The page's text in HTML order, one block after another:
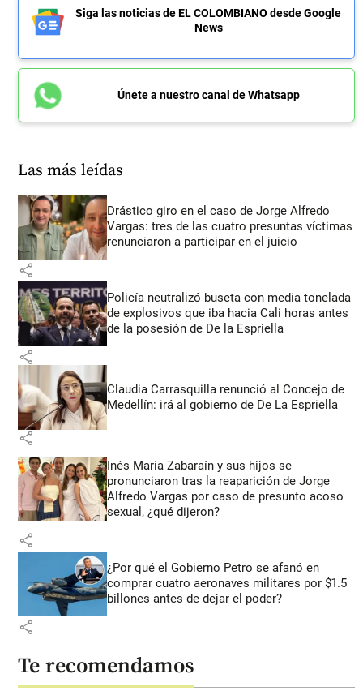
Siga las noticias de EL COLOMBIANO desde Google
News
Únete a nuestro canal de Whatsapp
Las más leídas
Drástico giro en el caso de Jorge Alfredo
Vargas: tres de las cuatro presuntas víctimas
renunciaron a participar en el juicio
share
Policía neutralizó buseta con media tonelada
de explosivos que iba hacia Cali horas antes
de la posesión de De la Espriella
share
Claudia Carrasquilla renunció al Concejo de
Medellín: irá al gobierno de De La Espriella
share
Inés María Zabaraín y sus hijos se
pronunciaron tras la reaparición de Jorge
Alfredo Vargas por caso de presunto acoso
sexual, ¿qué dijeron?
share
¿Por qué el Gobierno Petro se afanó en
comprar cuatro aeronaves militares por $1.5
billones antes de dejar el poder?
share
Te recomendamos